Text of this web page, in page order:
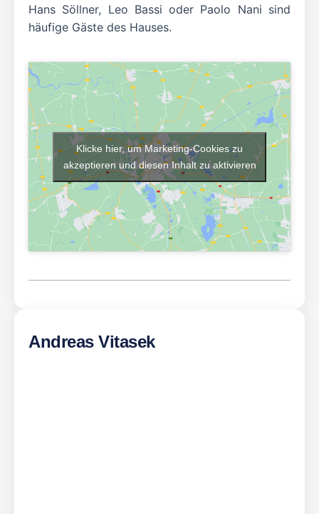
Hans Söllner, Leo Bassi oder Paolo Nani sind
häufige Gäste des Hauses.
Klicke hier, um Marketing-Cookies zu
akzeptieren und diesen Inhalt zu aktivieren
Andreas Vitasek